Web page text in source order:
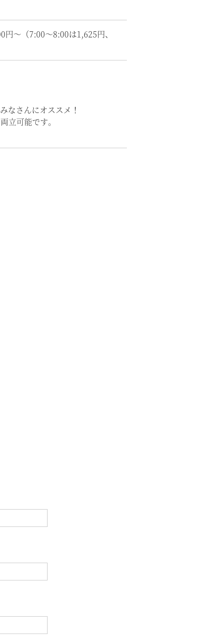
～（7:00～8:00は1,625円、
なさんにオススメ！
立可能です。